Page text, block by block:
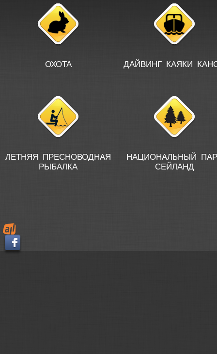
ОХОТА ДАЙВИНГ КАЯКИ
ЛЕТНЯЯ ПРЕСНОВОДНАЯ
РЫБАЛКА
НАЦИОНАЛЬНЫЙ
СЕЙЛАНД